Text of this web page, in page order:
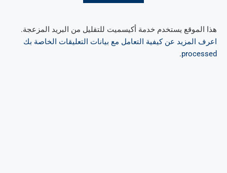
هذا الموقع يستخدم خدمة أكيسميت للتقليل من البريد المزعجة.
اعرف المزيد عن كيفية التعامل مع بيانات التعليقات الخاصة بك
processed
.